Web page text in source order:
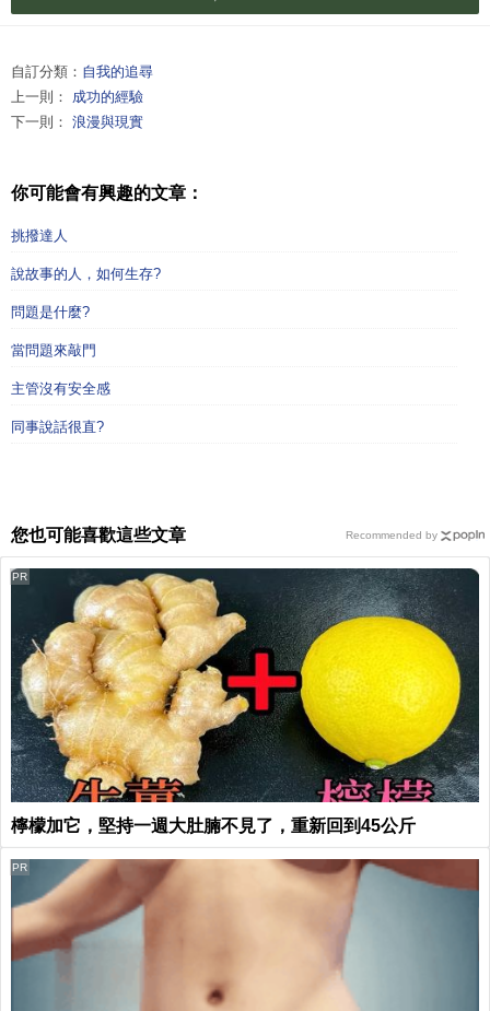
自訂分類： 自我的追尋
上一則： 成功的經驗
下一則： 浪漫與現實
你可能會有興趣的文章：
挑撥達人
說故事的人，如何生存?
問題是什麼?
當問題來敲門
主管沒有安全感
同事說話很直?
您也可能喜歡這些文章
檸檬加它，堅持一週大肚腩不見了，重新回到45公斤
PR
PR
Recommended by